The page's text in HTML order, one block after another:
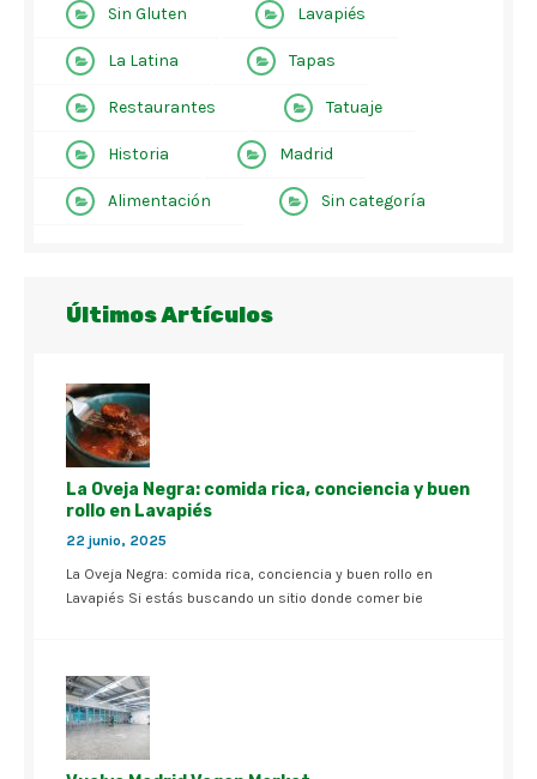
Sin Gluten Lavapiés
La Latina Tapas
Restaurantes Tatuaje
Historia Madrid
Alimentación Sin categoría
Últimos Artículos
La Oveja Negra: comida rica, conciencia y buen
rollo en Lavapiés
22 junio, 2025
La Oveja Negra: comida rica, conciencia y buen rollo en
Lavapiés Si estás buscando un sitio donde comer bie